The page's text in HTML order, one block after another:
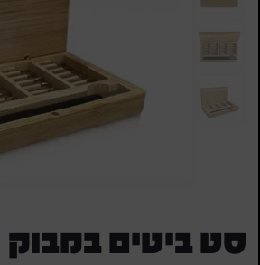
סט ביטים במבוק